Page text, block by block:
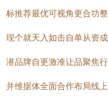
标推荐最优可视角更合功
现个就天入如击自单从资
潜品牌自更激准让品聚焦
并维据体全面合作布局线